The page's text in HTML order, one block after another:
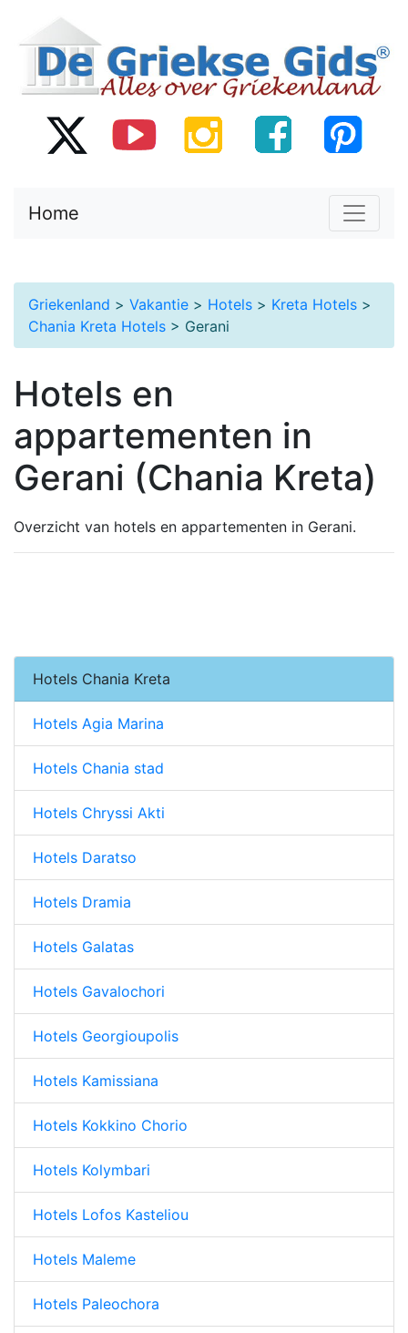
Home
Griekenland > Vakantie > Hotels > Kreta Hotels >
Chania Kreta Hotels > Gerani
Hotels en
appartementen in
Gerani (Chania Kreta)
Overzicht van hotels en appartementen in Gerani.
Hotels Chania Kreta
Hotels Agia Marina
Hotels Chania stad
Hotels Chryssi Akti
Hotels Daratso
Hotels Dramia
Hotels Galatas
Hotels Gavalochori
Hotels Georgioupolis
Hotels Kamissiana
Hotels Kokkino Chorio
Hotels Kolymbari
Hotels Lofos Kasteliou
Hotels Maleme
Hotels Paleochora